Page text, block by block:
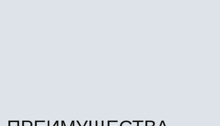
возвратной при условии покупки квартиры.